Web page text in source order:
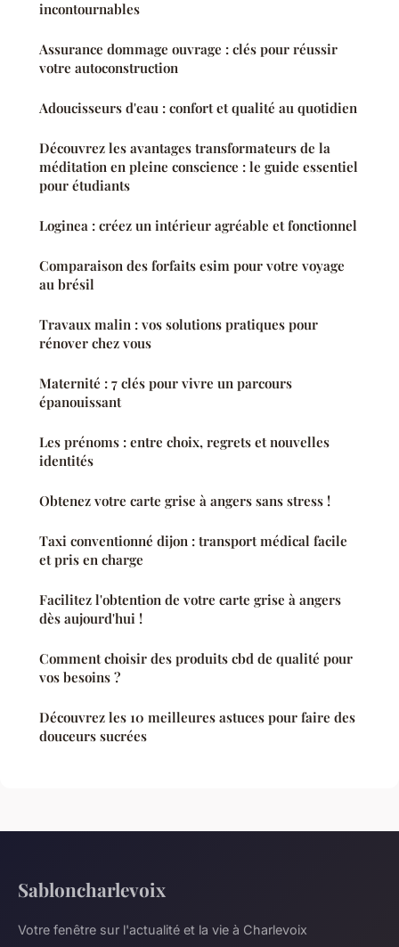
incontournables
Assurance dommage ouvrage : clés pour réussir
votre autoconstruction
Adoucisseurs d'eau : confort et qualité au quotidien
Découvrez les avantages transformateurs de la
méditation en pleine conscience : le guide essentiel
pour étudiants
Loginea : créez un intérieur agréable et fonctionnel
Comparaison des forfaits esim pour votre voyage
au brésil
Travaux malin : vos solutions pratiques pour
rénover chez vous
Maternité : 7 clés pour vivre un parcours
épanouissant
Les prénoms : entre choix, regrets et nouvelles
identités
Obtenez votre carte grise à angers sans stress !
Taxi conventionné dijon : transport médical facile
et pris en charge
Facilitez l'obtention de votre carte grise à angers
dès aujourd'hui !
Comment choisir des produits cbd de qualité pour
vos besoins ?
Découvrez les 10 meilleures astuces pour faire des
douceurs sucrées
Sabloncharlevoix
Votre fenêtre sur l'actualité et la vie à Charlevoix